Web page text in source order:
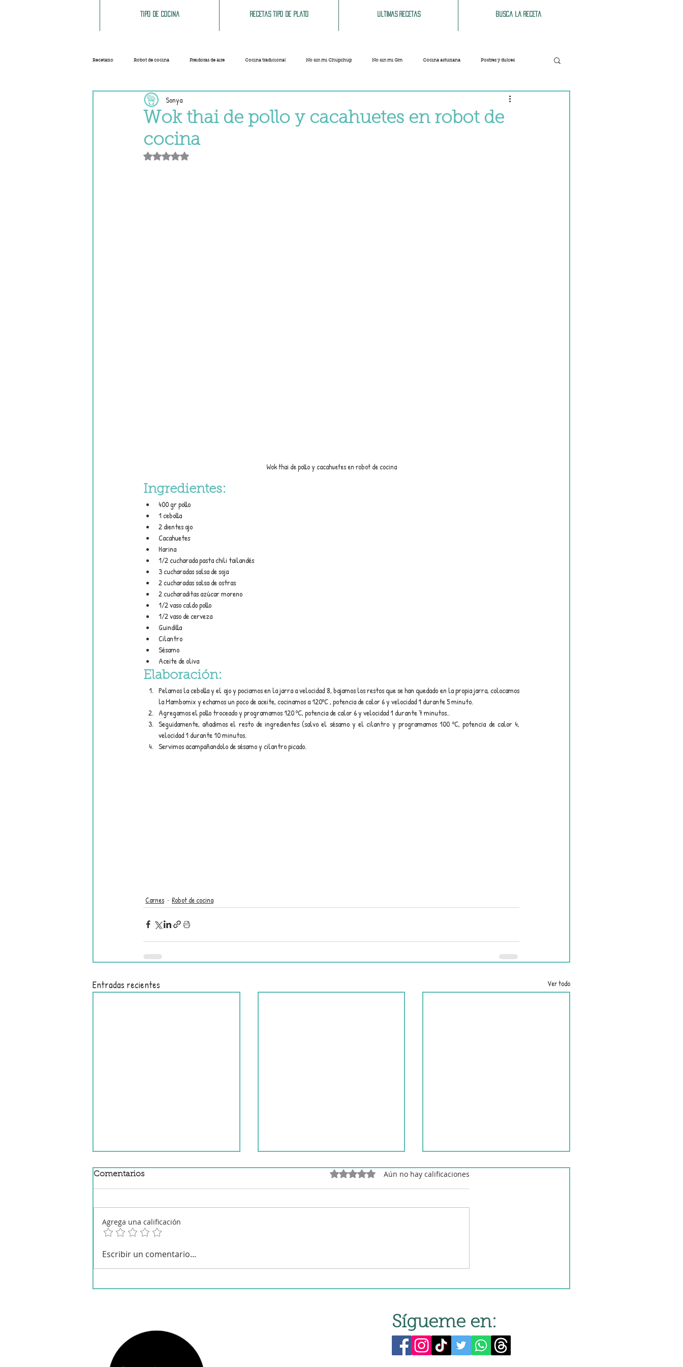
Busca la receta
Ultimas recetas
Recetas tipo de plato
Tipo de cocina
Recetario Robot de cocina Freidoras de aire Cocina tradicional No sin mi Chupchup No sin mi Gm Cocina asturiana Postres y dulces
Sopas y cremas Bebidas
Masas Recetas base
Wok thai de pollo y cacahuetes en robot de
cocina
Sonya
Obtuvo NaN de 5 estrellas.
Wok thai de pollo y cacahuetes en robot de cocina
Ingredientes:
400 gr pollo
1 cebolla
2 dientes ajo
Cacahuetes
Harina
1/2 cucharada pasta chili tailandés
3 cucharadas salsa de soja
2 cucharadas salsa de ostras
2 cucharaditas azúcar moreno
1/2 vaso caldo pollo
1/2 vaso de cerveza
Guindilla
Cilantro
Sésamo
Aceite de oliva
Elaboración:
Pelamos la cebolla y el ajo y pociamos en la jarra a velocidad 8, bajamos los restos que se han quedado en la propia jarra, colocamos
la Mambomix y echamos un poco de aceite, cocinamos a 120ºC , potencia de calor 6 y velocidad 1 durante 5 minuto.
Agregamos el pollo troceado y programamos 120 ºC, potencia de calor 6 y velocidad 1 durante 7 minutos..
Seguidamente, añadimos el resto de ingredientes (salvo el sésamo y el cilantro y programamos 100 ºC, potencia de calor 4,
velocidad 1 durante 10 minutos.
Servimos acampañandolo de sésamo y cilantro picado.
Carnes Robot de cocina
Entradas recientes Ver todo
Cerdo agridulce chino
Comentarios Obtuvo 0 de 5 estrellas.Aún no hay calificaciones
Agrega una calificación
Escribir un comentario...
Sígueme en: